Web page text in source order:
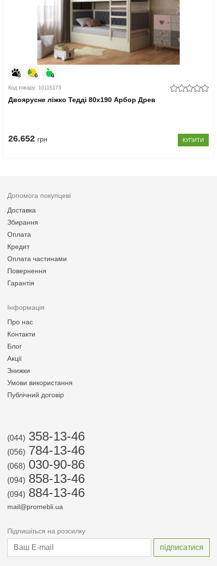
Код товару: 10115173
Двоярусне ліжко Тедді 80x190 Арбор Древ
26.652 грн КУПИТИ
Допомога покупцеві
Доставка
Збирання
Оплата
Кредит
Оплата частинами
Повернення
Гарантія
Інформація
Про нас
Контакти
Блог
Акції
Знижки
Умови використання
Публічний договір
(044) 358-13-46
(056) 784-13-46
(068) 030-90-86
(094) 858-13-46
(094) 884-13-46
mail@promebli.ua
Підпишіться на розсилку